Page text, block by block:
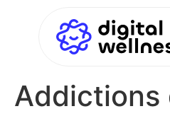
Addictions